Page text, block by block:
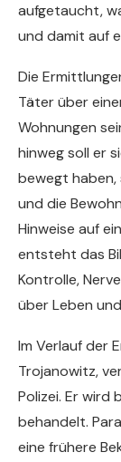
aufgetaucht,
und damit auf
Die
Täter über
Wohnungen
hinweg soll er
bewegt haben,
und die
Hinweise auf
entsteht das
Kontrolle,
über Leben
Im Verlauf der
Trojanowitz,
Polizei. Er wird
behandelt.
eine frühere